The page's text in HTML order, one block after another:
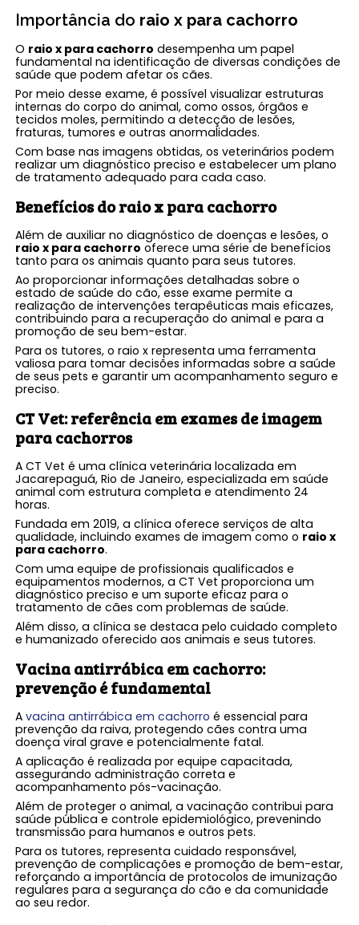
Importância do raio x para cachorro
O raio x para cachorro desempenha um papel
fundamental na identificação de diversas condições de
saúde que podem afetar os cães.
Por meio desse exame, é possível visualizar estruturas
internas do corpo do animal, como ossos, órgãos e
tecidos moles, permitindo a detecção de lesões,
fraturas, tumores e outras anormalidades.
Com base nas imagens obtidas, os veterinários podem
realizar um diagnóstico preciso e estabelecer um plano
de tratamento adequado para cada caso.
Benefícios doraio x para cachorro
Além de auxiliar no diagnóstico de doenças e lesões, o
raio x para cachorro oferece uma série de benefícios
tanto para os animais quanto para seus tutores.
Ao proporcionar informações detalhadas sobre o
estado de saúde do cão, esse exame permite a
realização de intervenções terapêuticas mais eficazes,
contribuindo para a recuperação do animal e para a
promoção de seu bem-estar.
Para os tutores, o raio x representa uma ferramenta
valiosa para tomar decisões informadas sobre a saúde
de seus pets e garantir um acompanhamento seguro e
preciso.
CT Vet: referência em exames de imagem
para cachorros
A CT Vet é uma clínica veterinária localizada em
Jacarepaguá, Rio de Janeiro, especializada em saúde
animal com estrutura completa e atendimento 24
horas.
Fundada em 2019, a clínica oferece serviços de alta
qualidade, incluindo exames de imagem como o raio x
para cachorro.
Com uma equipe de profissionais qualificados e
equipamentos modernos, a CT Vet proporciona um
diagnóstico preciso e um suporte eficaz para o
tratamento de cães com problemas de saúde.
Além disso, a clínica se destaca pelo cuidado completo
e humanizado oferecido aos animais e seus tutores.
Vacina antirrábica em cachorro:
prevenção é fundamental
Avacina antirrábica em cachorro é essencial para
prevenção da raiva, protegendo cães contra uma
doença viral grave e potencialmente fatal.
A aplicação é realizada por equipe capacitada,
assegurando administração correta e
acompanhamento pós-vacinação.
Além de proteger o animal, a vacinação contribui para
saúde pública e controle epidemiológico, prevenindo
transmissão para humanos e outros pets.
Para os tutores, representa cuidado responsável,
prevenção de complicações e promoção de bem-estar,
reforçando a importância de protocolos de imunização
regulares para a segurança do cão e da comunidade
ao seu redor.